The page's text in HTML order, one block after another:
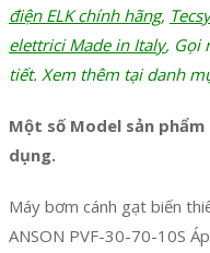
điện ELK chính hãng,
elettrici Made in Italy, Gọi
tiết. Xem thêm tại danh
Một số Model sản
dụng.
Máy bơm cánh gạt biến
ANSON PVF-30-70-10S